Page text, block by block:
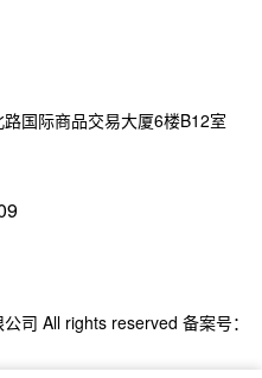
国际商品交易大厦6楼B12室
司 All rights reserved 备案号：